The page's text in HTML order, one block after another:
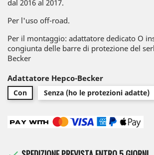
dal 2016 al 2017.
Per l'uso off-road.
Per il montaggio: adattatore dedicato O
congiunta delle barre di protezione del
Becker
Adattatore Hepco-Becker
Con Senza (ho le protezioni adatte)